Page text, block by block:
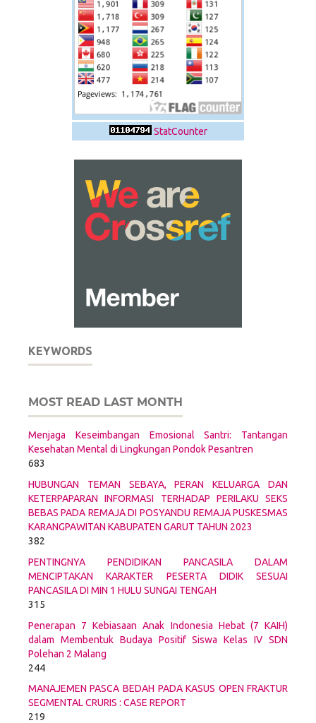
StatCounter
KEYWORDS
MOST READ LAST MONTH
Menjaga Keseimbangan Emosional Santri: Tantangan
Kesehatan Mental di Lingkungan Pondok Pesantren
683
HUBUNGAN TEMAN SEBAYA, PERAN KELUARGA DAN
KETERPAPARAN INFORMASI TERHADAP PERILAKU SEKS
BEBAS PADA REMAJA DI POSYANDU REMAJA PUSKESMAS
KARANGPAWITAN KABUPATEN GARUT TAHUN 2023
382
PENTINGNYA PENDIDIKAN PANCASILA DALAM
MENCIPTAKAN KARAKTER PESERTA DIDIK SESUAI
PANCASILA DI MIN 1 HULU SUNGAI TENGAH
315
Penerapan 7 Kebiasaan Anak Indonesia Hebat (7 KAIH)
dalam Membentuk Budaya Positif Siswa Kelas IV SDN
Polehan 2 Malang
244
MANAJEMEN PASCA BEDAH PADA KASUS OPEN FRAKTUR
SEGMENTAL CRURIS : CASE REPORT
219